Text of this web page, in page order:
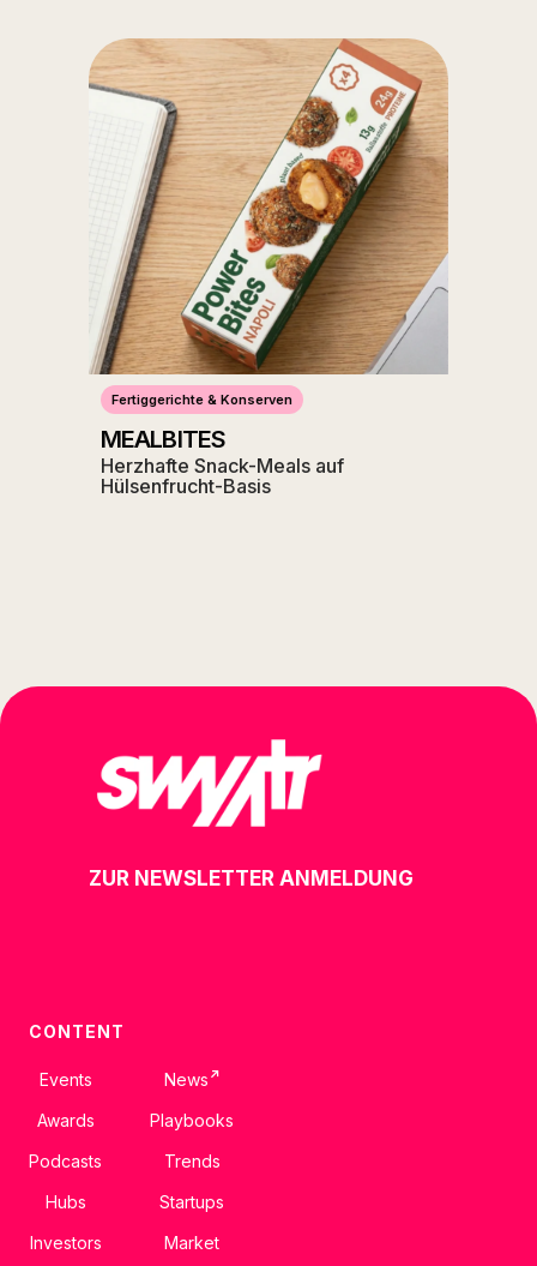
Fertiggerichte & Konserven
MEALBITES
Herzhafte Snack-Meals auf
Hülsenfrucht-Basis
ZUR NEWSLETTER ANMELDUNG
CONTENT
Events
Awards
Podcasts
Hubs
Investors
News ↗
Playbooks
Trends
Startups
Market